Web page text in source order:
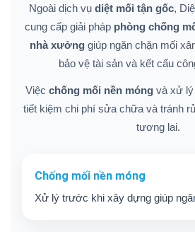
Ngoài dịch vụ diệt mối tận gốc,
cung cấp giải pháp phòng chống
nhà xưởng giúp ngăn chặn mối
bảo vệ tài sản và kết cấu
Việc chống mối nền móngvà xử lý
tiết kiệm chi phí sửa chữa và tránh
tương lai.
Chống mối nền móng
Xử lý trước khi xây dựng giúp